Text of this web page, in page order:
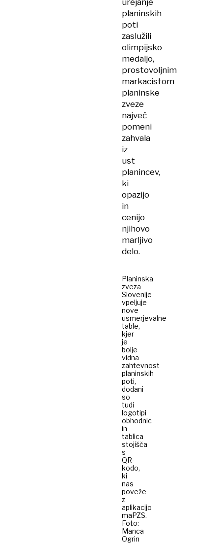
urejanje
planinskih
poti
zaslužili
olimpijsko
medaljo,
prostovoljnim
markacistom
planinske
zveze
največ
pomeni
zahvala
iz
ust
planincev,
ki
opazijo
in
cenijo
njihovo
marljivo
delo.
Planinska
zveza
Slovenije
vpeljuje
nove
usmerjevalne
table,
kjer
je
bolje
vidna
zahtevnost
planinskih
poti,
dodani
so
tudi
logotipi
obhodnic
in
tablica
stojišča
s
QR-
kodo,
ki
nas
poveže
z
aplikacijo
maPZS.
Foto:
Manca
Ogrin